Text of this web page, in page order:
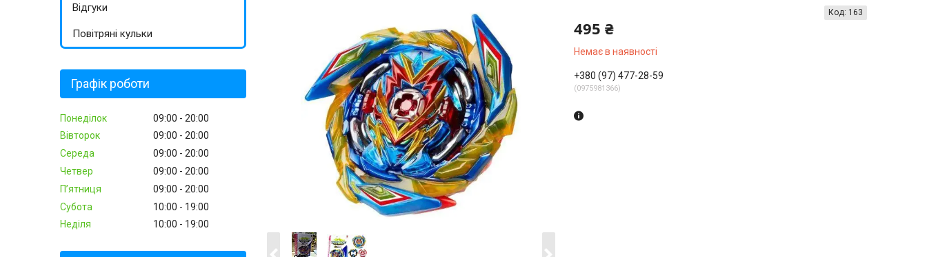
495 ₴
Немає в наявності
Код: 163
+380 (97) 477-28-59
0975981366
Відгуки
Повітряні кульки
Графік роботи
Понеділок 09:00
20:00
Вівторок
09:00
20:00
Середа
09:00
20:00
Четвер
09:00
20:00
Пʼятниця
09:00
20:00
Субота
10:00
19:00
Неділя
10:00 19:00